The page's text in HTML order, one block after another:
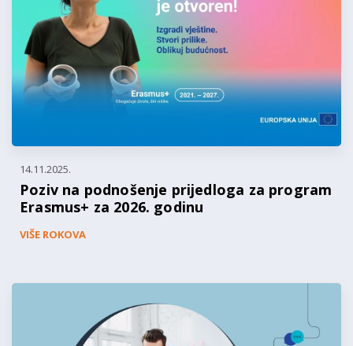
14.11.2025.
Poziv na podnošenje prijedloga za program
Erasmus+ za 2026. godinu
VIŠE ROKOVA